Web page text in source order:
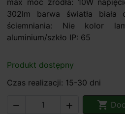
max moc źródła: 10W
302lm barwa światła biała
ściemniania: Nie kolor
aluminium/szkło IP: 65
Produkt dostępny
Czas realizacji: 15-30 dni
  